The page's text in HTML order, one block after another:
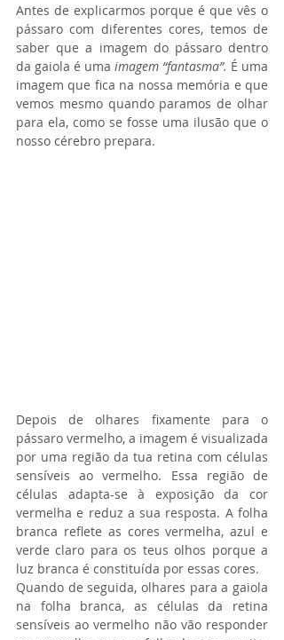
Antes de explicarmos porque é que vês o
pássaro com diferentes cores, temos de
saber que a imagem do pássaro dentro
da gaiola é uma imagem “fantasma”. É uma
imagem que fica na nossa memória e que
vemos mesmo quando paramos de olhar
para ela, como se fosse uma ilusão que o
nosso cérebro prepara.
Depois de olhares fixamente para o
pássaro vermelho, a imagem é visualizada
por uma região da tua retina com células
sensíveis ao vermelho. Essa região de
células adapta-se à exposição da cor
vermelha e reduz a sua resposta. A folha
branca reflete as cores vermelha, azul e
verde claro para os teus olhos porque a
luz branca é constituída por essas cores.
Quando de seguida, olhares para a gaiola
na folha branca, as células da retina
sensíveis ao vermelho não vão responder